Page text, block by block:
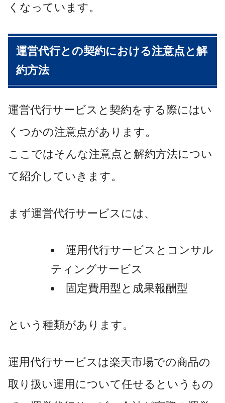
くなっています。
運営代行との契約における注意点と解
約方法
運営代行サービスと契約をする際にはい
くつかの注意点があります。
ここではそんな注意点と解約方法につい
て紹介していきます。
まず運営代行サービスには、
運用代行サービスとコンサル
ティングサービス
固定費用型と成果報酬型
という種類があります。
運用代行サービスは楽天市場での商品の
取り扱い運用について任せるというもの